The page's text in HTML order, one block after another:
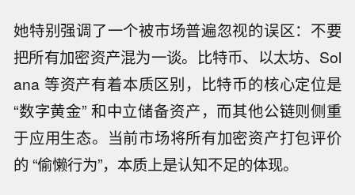
她特别强调了一个被市场普遍忽视的误区：不要
把所有加密资产混为一谈。比特币、以太坊、Sol
ana 等资产有着本质区别，比特币的核心定位是
“数字黄金” 和中立储备资产，而其他公链则侧重
于应用生态。当前市场将所有加密资产打包评价
的 “偷懒行为”，本质上是认知不足的体现。